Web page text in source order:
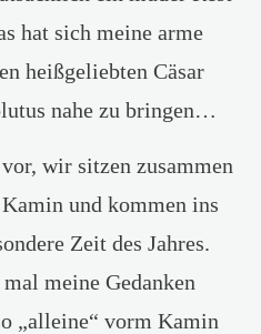
hat sich meine arme
heißgeliebten Cäsar
nahe zu bringen…
wir sitzen zusammen
und kommen ins
Zeit des Jahres.
meine Gedanken
„alleine“ vorm Kamin